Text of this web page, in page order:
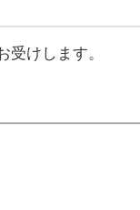
けします。